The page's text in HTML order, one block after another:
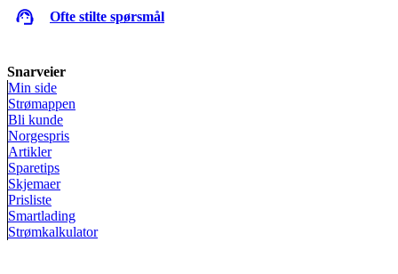
Ofte stilte spørsmål
Snarveier
Min side
Strømappen
Bli kunde
Norgespris
Artikler
Sparetips
Skjemaer
Prisliste
Smartlading
Strømkalkulator